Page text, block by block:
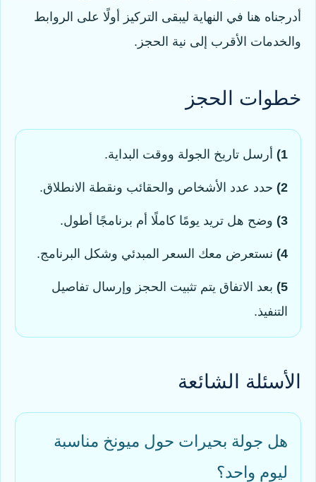
أدرجناه هنا في النهاية ليبقى التركيز أولًا على الروابط
والخدمات الأقرب إلى نية الحجز.
خطوات الحجز
1) أرسل تاريخ الجولة ووقت البداية.
2) حدد عدد الأشخاص والحقائب ونقطة الانطلاق.
3) وضح هل تريد يومًا كاملًا أم برنامجًا أطول.
4) نستعرض معك السعر المبدئي وشكل البرنامج.
5) بعد الاتفاق يتم تثبيت الحجز وإرسال تفاصيل
التنفيذ.
الأسئلة الشائعة
هل جولة بحيرات حول ميونخ مناسبة
ليوم واحد؟